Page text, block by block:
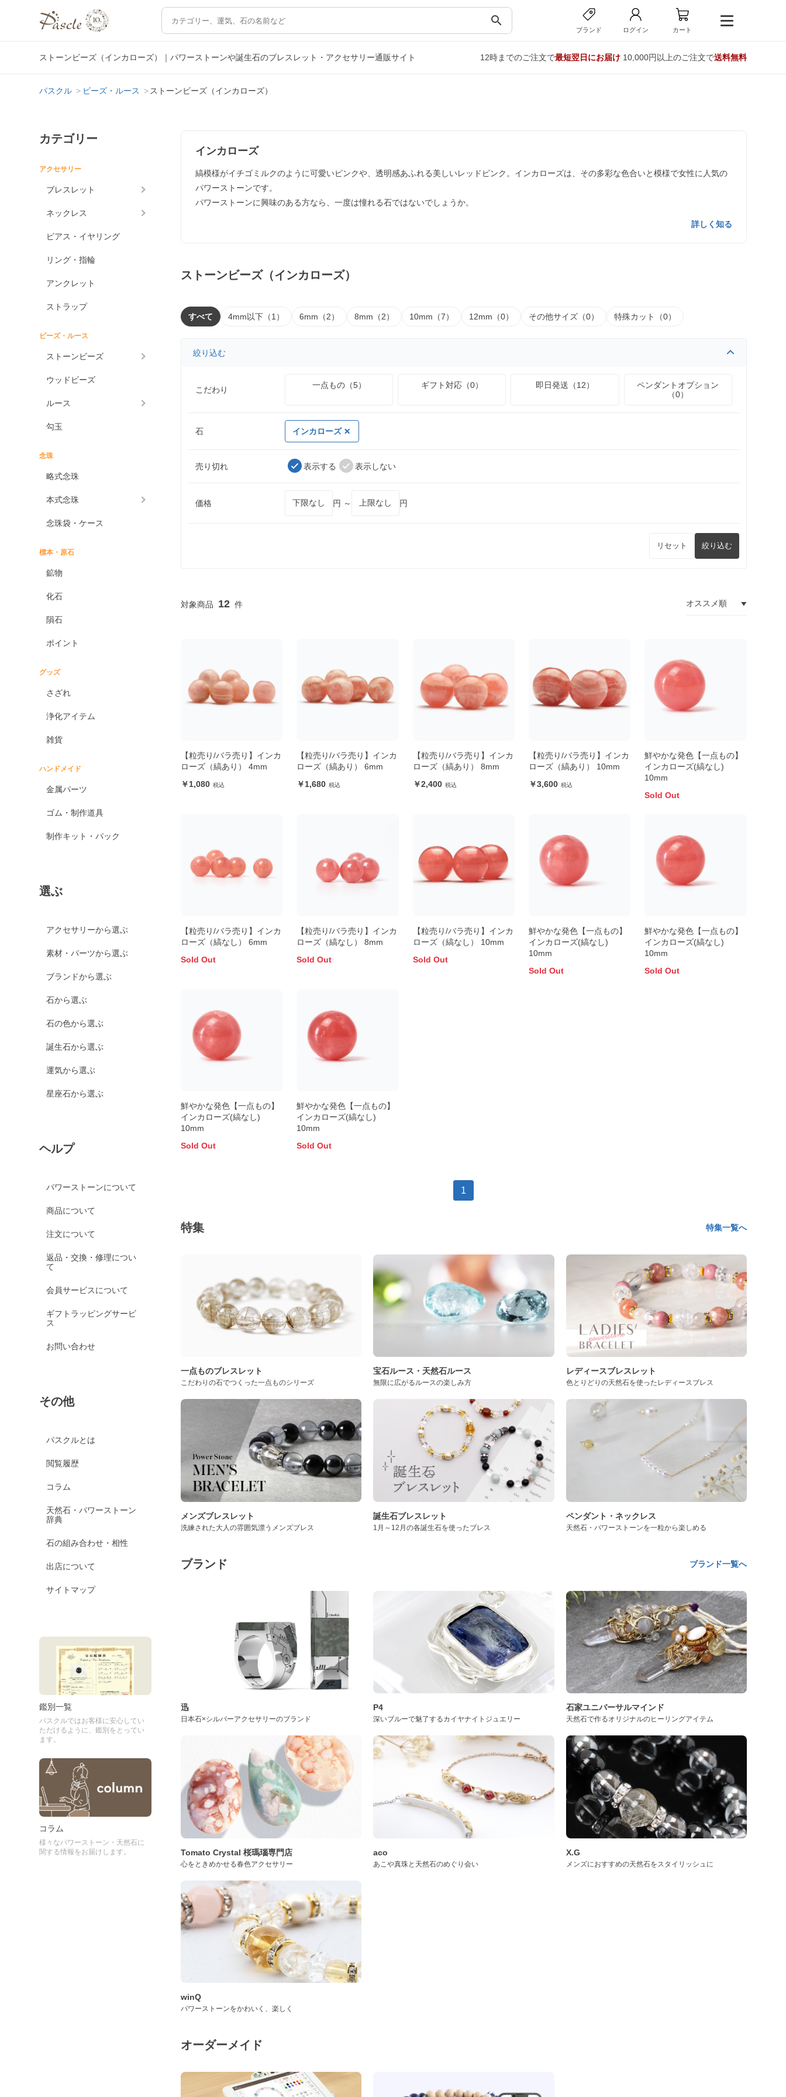
search
ブランド ログイン カート
ストーンビーズ（インカローズ）｜パワーストーンや誕生石のブレスレット・アクセサリー通販サイト 12時までのご注文で最短翌日にお届け10,000円以上のご注文で送料無料
パスクル ビーズ・ルース ストーンビーズ（インカローズ）
カテゴリー
アクセサリー
ブレスレット
ネックレス
ピアス・イヤリング
リング・指輪
アンクレット
ストラップ
ビーズ・ルース
ストーンビーズ
ウッドビーズ
ルース
勾玉
念珠
略式念珠
本式念珠
念珠袋・ケース
標本・原石
鉱物
化石
隕石
ポイント
グッズ
さざれ
浄化アイテム
雑貨
ハンドメイド
金属パーツ
ゴム・制作道具
制作キット・パック
選ぶ
アクセサリーから選ぶ
素材・パーツから選ぶ
ブランドから選ぶ
石から選ぶ
石の色から選ぶ
誕生石から選ぶ
運気から選ぶ
星座石から選ぶ
ヘルプ
パワーストーンについて
商品について
注文について
返品・交換・修理につい
て
会員サービスについて
ギフトラッピングサービ
ス
お問い合わせ
その他
パスクルとは
閲覧履歴
コラム
天然石・パワーストーン
辞典
石の組み合わせ・相性
出店について
サイトマップ
鑑別一覧
パスクルではお客様に安心してい
ただけるように、鑑別をとってい
ます。
コラム
様々なパワーストーン・天然石に
関する情報をお届けします。
インカローズ
縞模様がイチゴミルクのように可愛いピンクや、透明感あふれる美しいレッドピンク。インカローズは、その多彩な色合いと模様で女性に人気の
パワーストーンです。
パワーストーンに興味のある方なら、一度は憧れる石ではないでしょうか。
詳しく知る
ストーンビーズ（インカローズ）
すべて 4mm以下（1） 6mm（2） 8mm（2） 10mm（7） 12mm（0） その他サイズ（0） 特殊カット（0）
絞り込む
こだわり 一点もの（5） ギフト対応（0） 即日発送（12）
ペンダントオプション
（0）
石 インカローズ
売り切れ 表示する 表示しない
価格 円 ～ 円
リセット 絞り込む
12
【粒売り/バラ売り】インカ
ローズ（縞あり） 4mm
1,080
【粒売り/バラ売り】インカ
ローズ（縞あり） 6mm
1,680
【粒売り/バラ売り】インカ
ローズ（縞あり） 8mm
2,400
【粒売り/バラ売り】インカ
ローズ（縞あり） 10mm
3,600
鮮やかな発色【一点もの】
インカローズ(縞なし)
10mm
Sold Out
【粒売り/バラ売り】インカ
ローズ（縞なし） 6mm
Sold Out
【粒売り/バラ売り】インカ
ローズ（縞なし） 8mm
Sold Out
【粒売り/バラ売り】インカ
ローズ（縞なし） 10mm
Sold Out
鮮やかな発色【一点もの】
インカローズ(縞なし)
10mm
Sold Out
鮮やかな発色【一点もの】
インカローズ(縞なし)
10mm
Sold Out
鮮やかな発色【一点もの】
インカローズ(縞なし)
10mm
Sold Out
鮮やかな発色【一点もの】
インカローズ(縞なし)
10mm
Sold Out
1
特集 特集一覧へ
一点ものブレスレット
こだわりの石でつくった一点ものシリーズ
宝石ルース・天然石ルース
無限に広がるルースの楽しみ方
レディースブレスレット
色とりどりの天然石を使ったレディースブレス
メンズブレスレット
洗練された大人の雰囲気漂うメンズブレス
誕生石ブレスレット
1月～12月の各誕生石を使ったブレス
ペンダント・ネックレス
天然石・パワーストーンを一粒から楽しめる
ブランド ブランド一覧へ
迅
日本石×シルバーアクセサリーのブランド
P4
深いブルーで魅了するカイヤナイトジュエリー
石家ユニバーサルマインド
天然石で作るオリジナルのヒーリングアイテム
Tomato Crystal 桜瑪瑙専門店
心をときめかせる春色アクセサリー
aco
あこや真珠と天然石のめぐり会い
X.G
メンズにおすすめの天然石をスタイリッシュに
winQ
パワーストーンをかわいく、楽しく
オーダーメイド